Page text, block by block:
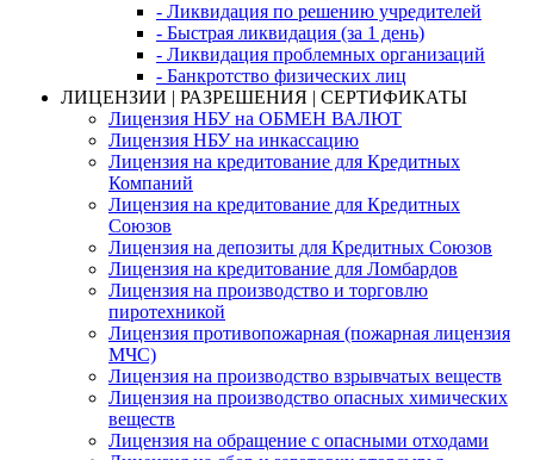
- Ликвидация по решению учредителей
- Быстрая ликвидация (за 1 день)
- Ликвидация проблемных организаций
- Банкротство физических лиц
ЛИЦЕНЗИИ | РАЗРЕШЕНИЯ | СЕРТИФИКАТЫ
Лицензия НБУ на ОБМЕН ВАЛЮТ
Лицензия НБУ на инкассацию
Лицензия на кредитование для Кредитных
Компаний
Лицензия на кредитование для Кредитных
Союзов
Лицензия на депозиты для Кредитных Союзов
Лицензия на кредитование для Ломбардов
Лицензия на производство и торговлю
пиротехникой
Лицензия противопожарная (пожарная лицензия
МЧС)
Лицензия на производство взрывчатых веществ
Лицензия на производство опасных химических
веществ
Лицензия на обращение с опасными отходами